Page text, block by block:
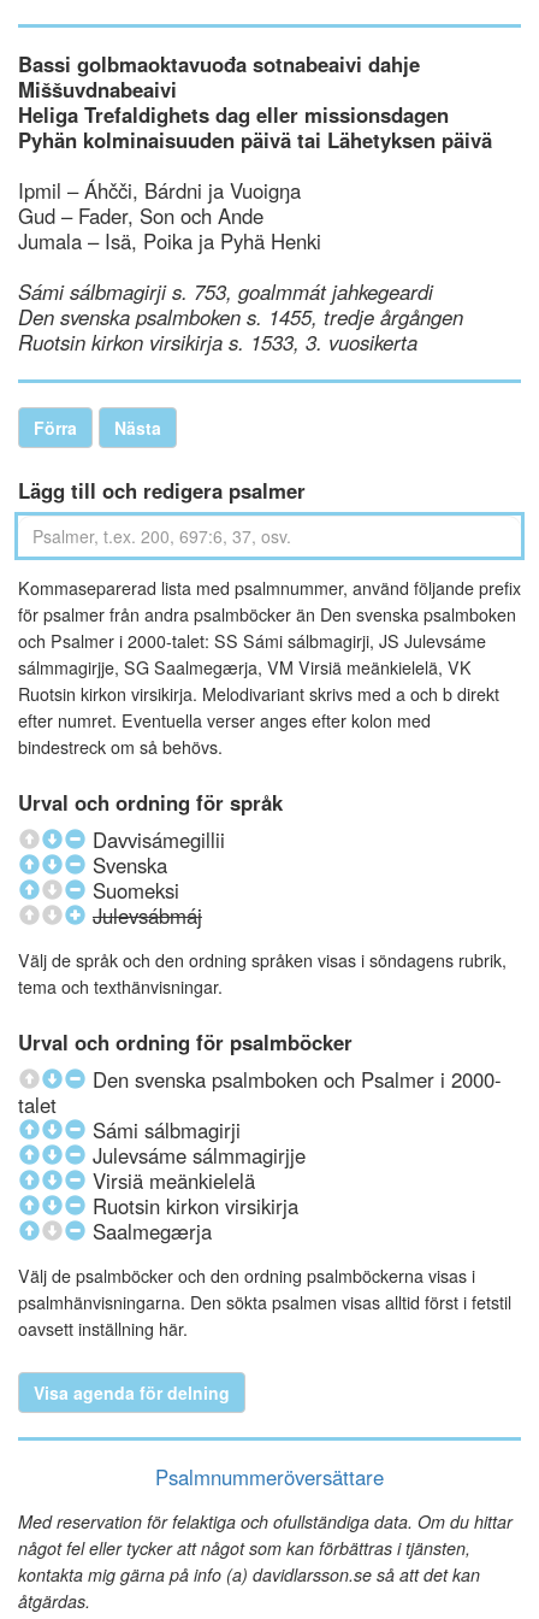
Bassi golbmaoktavuođa sotnabeaivi dahje
Miššuvdnabeaivi
Heliga Trefaldighets dag eller missionsdagen
Pyhän kolminaisuuden päivä tai Lähetyksen päivä
Ipmil – Áhčči, Bárdni ja Vuoigŋa
Gud – Fader, Son och Ande
Jumala – Isä, Poika ja Pyhä Henki
Sámi sálbmagirji s. 753, goalmmát jahkegeardi
Den svenska psalmboken s. 1455, tredje årgången
Ruotsin kirkon virsikirja s. 1533, 3. vuosikerta
Förra Nästa
Lägg till och redigera psalmer
Kommaseparerad lista med psalmnummer, använd följande prefix
för psalmer från andra psalmböcker än Den svenska psalmboken
och Psalmer i 2000-talet: SS Sámi sálbmagirji, JS Julevsáme
sálmmagirjje, SG Saalmegærja, VM Virsiä meänkielelä, VK
Ruotsin kirkon virsikirja. Melodivariant skrivs med a och b direkt
efter numret. Eventuella verser anges efter kolon med
bindestreck om så behövs.
Urval och ordning för språk
Davvisámegillii
Svenska
Suomeksi
Julevsábmáj
Välj de språk och den ordning språken visas i söndagens rubrik,
tema och texthänvisningar.
Urval och ordning för psalmböcker
Den svenska psalmboken och Psalmer i 2000-
talet
Sámi sálbmagirji
Julevsáme sálmmagirjje
Virsiä meänkielelä
Ruotsin kirkon virsikirja
Saalmegærja
Välj de psalmböcker och den ordning psalmböckerna visas i
psalmhänvisningarna. Den sökta psalmen visas alltid först i fetstil
oavsett inställning här.
Visa agenda för delning
Psalmnummeröversättare
Med reservation för felaktiga och ofullständiga data. Om du hittar
något fel eller tycker att något som kan förbättras i tjänsten,
kontakta mig gärna på info (a) davidlarsson.se så att det kan
åtgärdas.